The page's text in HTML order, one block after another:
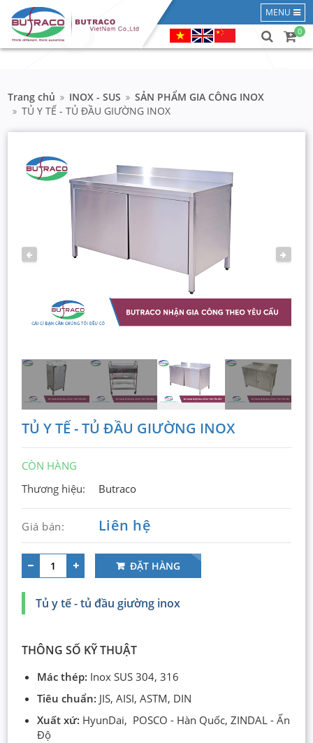
MENU
0
Trang chủ INOX - SUS
SẢN PHẨM GIA CÔNG INOX
TỦ Y TẾ - TỦ ĐẦU GIƯỜNG INOX
PREVIOUS NEXT
TỦ Y TẾ - TỦ ĐẦU GIƯỜNG INOX
CÒN HÀNG
Thương hiệu:
Butraco
Giá bán: Liên hệ
ĐẶT HÀNG
Tủ y tế - tủ đầu giường inox
THÔNG SỐ KỸ THUẬT
Mác thép: Inox SUS 304, 316
Tiêu chuẩn: JIS, AISI, ASTM, DIN
Xuất xứ: HyunDai, POSCO - Hàn Quốc, ZINDAL - Ấn
Độ